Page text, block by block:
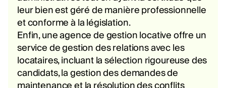
leur bien est géré de manière professionnelle
et conforme à la législation.
Enfin, une agence de gestion locative offre un
service de gestion des relations avec les
locataires, incluant la sélection rigoureuse des
candidats, la gestion des demandes de